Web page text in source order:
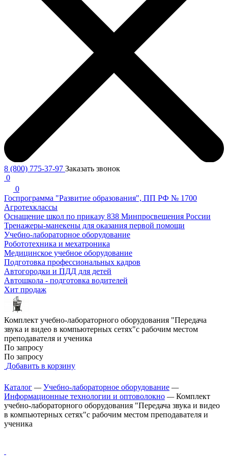
8 (800) 775-37-97 Заказать звонок
0
0
Госпрограмма "Развитие образования", ПП РФ № 1700
Агротехклассы
Оснащение школ по приказу 838 Минпросвещения России
Тренажеры-манекены для оказания первой помощи
Учебно-лабораторное оборудование
Робототехника и мехатроника
Медицинское учебное оборудование
Подготовка профессиональных кадров
Автогородки и ПДД для детей
Автошкола - подготовка водителей
Хит продаж
Комплект учебно-лабораторного оборудования "Передача
звука и видео в компьютерных сетях"с рабочим местом
преподавателя и ученика
По запросу
По запросу
Добавить в корзину
Каталог —Учебно-лабораторное оборудование —
Информационные технологии и оптоволокно —Комплект
учебно-лабораторного оборудования "Передача звука и видео
в компьютерных сетях"с рабочим местом преподавателя и
ученика